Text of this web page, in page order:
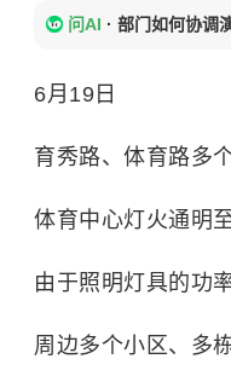
问AI · 部门如何协调
6月19日
育秀路、体育路多
体育中心灯火通明
由于照明灯具的功
周边多个小区、多